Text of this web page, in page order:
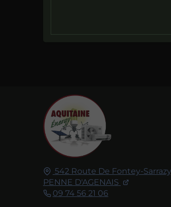
542 Route De Fontey-
PENNE D'AGENAIS
09 74 56 21 06